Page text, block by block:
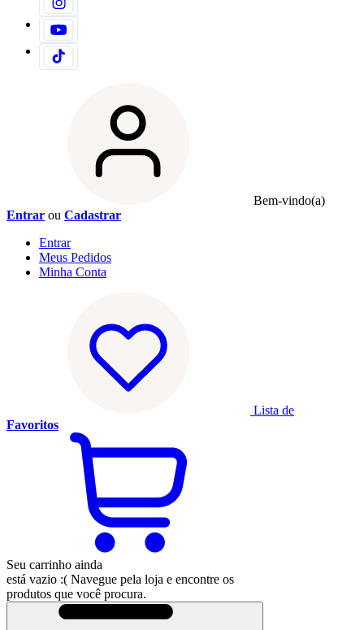
Bem-vindo(a)
Entrar ou Cadastrar
Entrar
Meus Pedidos
Minha Conta
Lista de
Favoritos
Seu carrinho ainda
está vazio :( Navegue pela loja e encontre os
produtos que você procura.